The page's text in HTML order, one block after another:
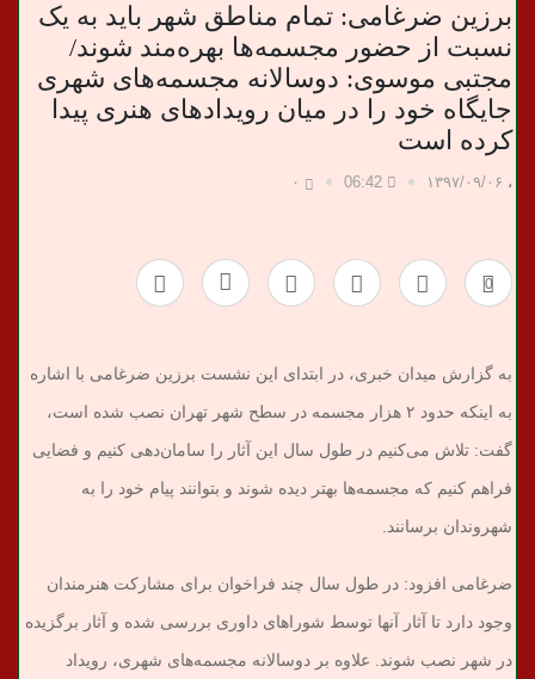
برزین ضرغامی: تمام مناطق شهر باید به یک
نسبت از حضور مجسمه‌ها بهره‌مند شوند/
مجتبی موسوی: دوسالانه مجسمه‌های شهری
جایگاه خود را در میان رویدادهای هنری پیدا
کرده است
، ۱۳۹۷/۰۹/۰۶ 06:42 ۰
0
به گزارش میدان خبری، در ابتدای این نشست برزین ضرغامی با اشاره
به اینکه حدود ۲ هزار مجسمه در سطح شهر تهران نصب شده است،
گفت: تلاش می‌کنیم در طول سال این آثار را سامان‌دهی کنیم و فضایی
فراهم کنیم که مجسمه‌ها بهتر دیده شوند و بتوانند پیام خود را به
شهروندان برسانند.
ضرغامی افزود: در طول سال چند فراخوان برای مشارکت هنرمندان
وجود دارد تا آثار آنها توسط شوراهای داوری بررسی شده و آثار برگزیده
در شهر نصب شوند. علاوه بر دوسالانه مجسمه‌های شهری، رویداد